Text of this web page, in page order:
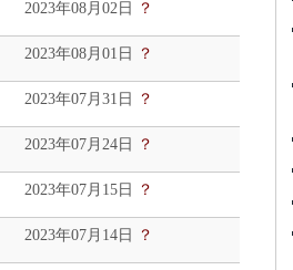
2023年08月02日 ？
2023年08月01日 ？
2023年07月31日 ？
2023年07月24日 ？
2023年07月15日 ？
2023年07月14日 ？